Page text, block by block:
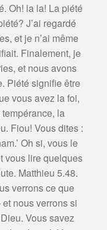
Oh! la la! La piété
J’ai regardé
et je n’ai même
Finalement, je
et nous avons
Piété signifie être
vous avez la foi,
la
Fiou! Vous dites :
Oh si, vous le
vous lire quelques
Matthieu 5.48.
verrons ce que
nous verrons si
Vous savez